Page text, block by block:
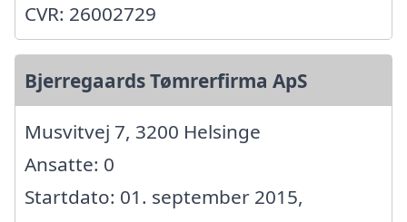
CVR: 26002729
Bjerregaards Tømrerfirma ApS
Musvitvej 7, 3200 Helsinge
Ansatte: 0
Startdato: 01. september 2015,